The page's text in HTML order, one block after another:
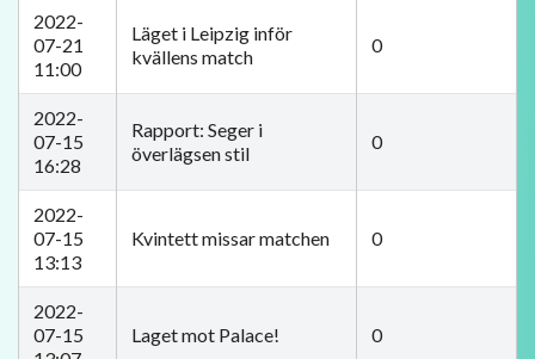
2022-
07-21
11:00
​Läget i Leipzig inför
kvällens match
0
2022-
07-15
16:28
​Rapport: Seger i
överlägsen stil
0
2022-
07-15
13:13
Kvintett missar matchen 0
2022-
07-15
​Laget mot Palace! 0